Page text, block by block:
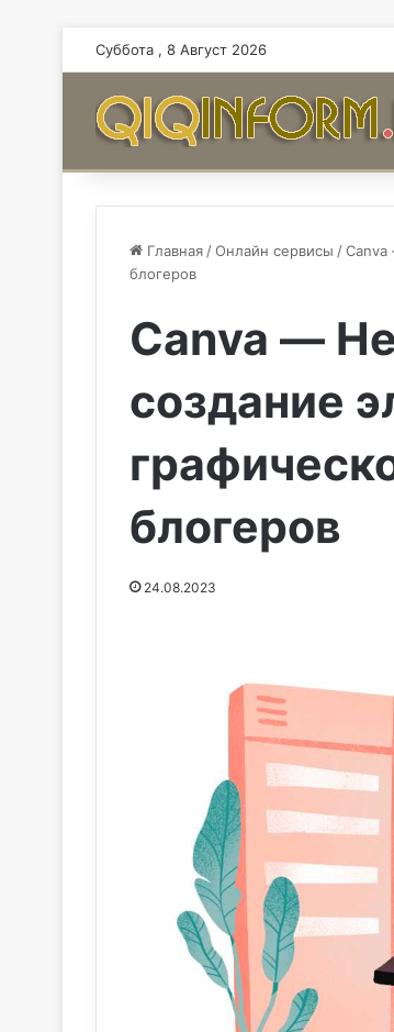
Суббота , 8 Август 2026
Главная /Онлайн сервисы /Canva
блогеров
Canva —
создание
блогеров
24.08.2023